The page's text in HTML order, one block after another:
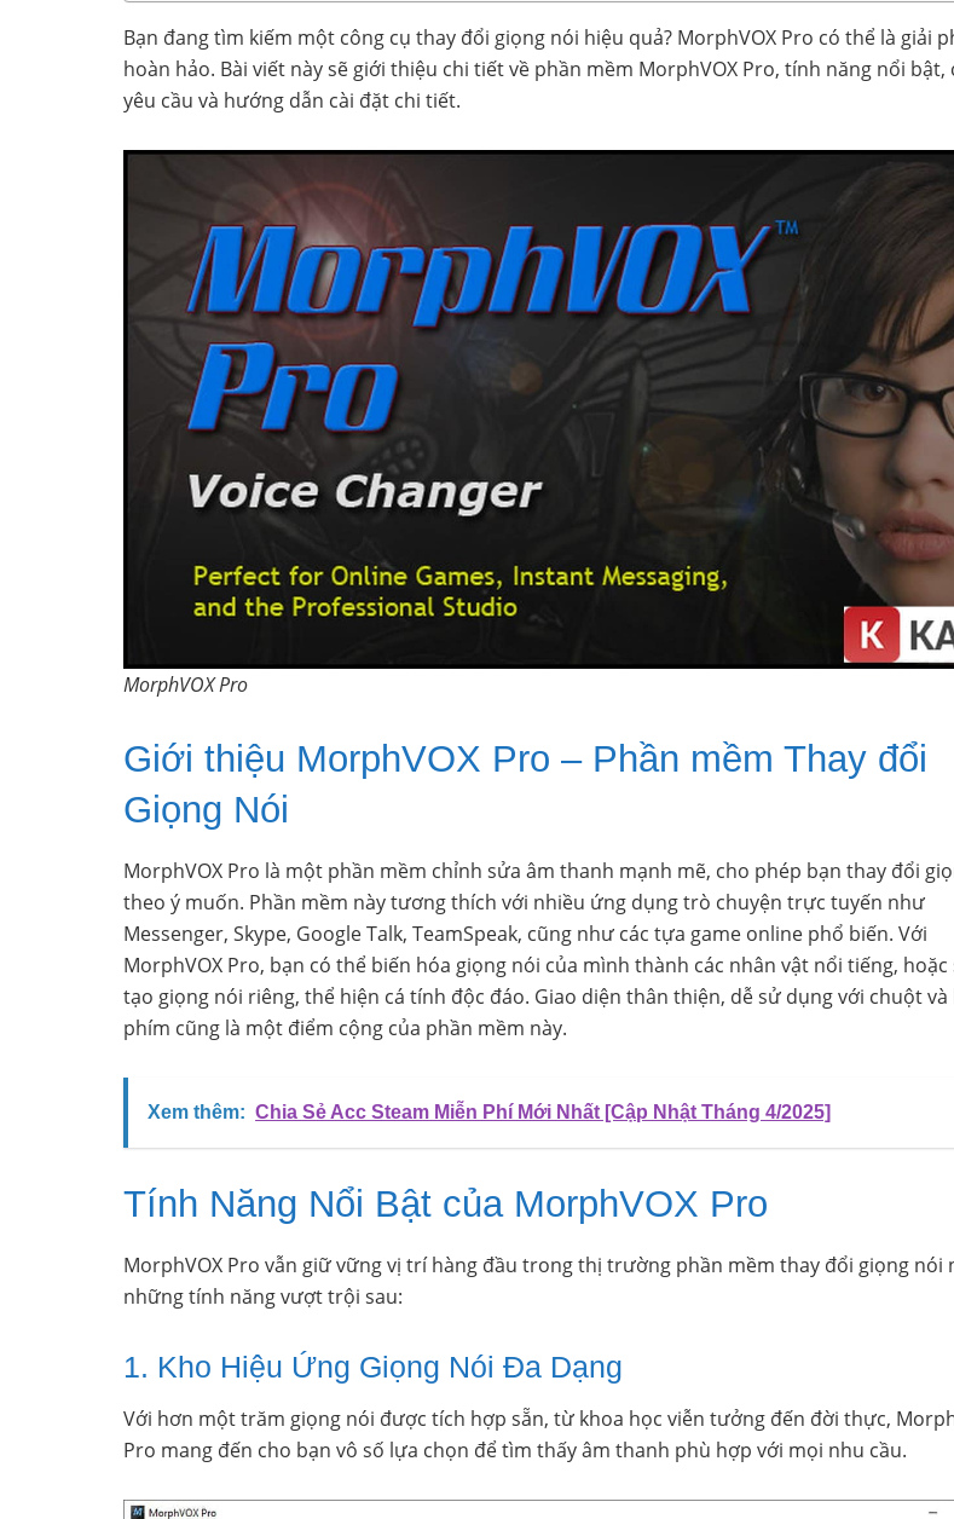
Bạn đang tìm kiếm một công cụ thay đổi giọng nói hiệu quả? MorphVOX Pro có thể là giải
hoàn hảo. Bài viết này sẽ giới thiệu chi tiết về phần mềm MorphVOX Pro, tính năng nổi bật,
yêu cầu và hướng dẫn cài đặt chi tiết.
MorphVOX Pro
Giới thiệu MorphVOX Pro – Phần mềm Thay đổi
Giọng Nói
MorphVOX Pro là một phần mềm chỉnh sửa âm thanh mạnh mẽ, cho phép bạn thay đổi
theo ý muốn. Phần mềm này tương thích với nhiều ứng dụng trò chuyện trực tuyến như
Messenger, Skype, Google Talk, TeamSpeak, cũng như các tựa game online phổ biến. Với
MorphVOX Pro, bạn có thể biến hóa giọng nói của mình thành các nhân vật nổi tiếng, hoặc
tạo giọng nói riêng, thể hiện cá tính độc đáo. Giao diện thân thiện, dễ sử dụng với chuột và
phím cũng là một điểm cộng của phần mềm này.
Xem thêm: Chia Sẻ Acc Steam Miễn Phí Mới Nhất [Cập Nhật Tháng 4/2025]
Tính Năng Nổi Bật của MorphVOX Pro
MorphVOX Pro vẫn giữ vững vị trí hàng đầu trong thị trường phần mềm thay đổi giọng nói
những tính năng vượt trội sau:
1. Kho Hiệu Ứng Giọng Nói Đa Dạng
Với hơn một trăm giọng nói được tích hợp sẵn, từ khoa học viễn tưởng đến đời thực,
Pro mang đến cho bạn vô số lựa chọn để tìm thấy âm thanh phù hợp với mọi nhu cầu.